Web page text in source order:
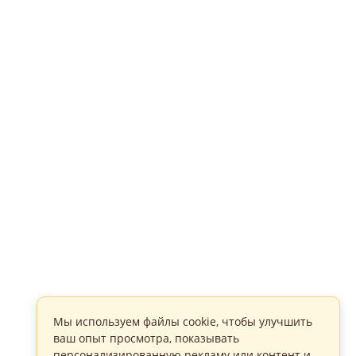
Мы используем файлы cookie, чтобы улучшить
ваш опыт просмотра, показывать